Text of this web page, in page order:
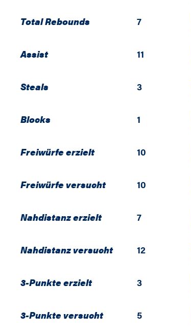
Total Rebounds 7
Assist 11
Steals 3
Blocks 1
Freiwürfe erzielt 10
Freiwürfe versucht 10
Nahdistanz erzielt 7
Nahdistanz versucht 12
3-Punkte erzielt 3
3-Punkte versucht 5